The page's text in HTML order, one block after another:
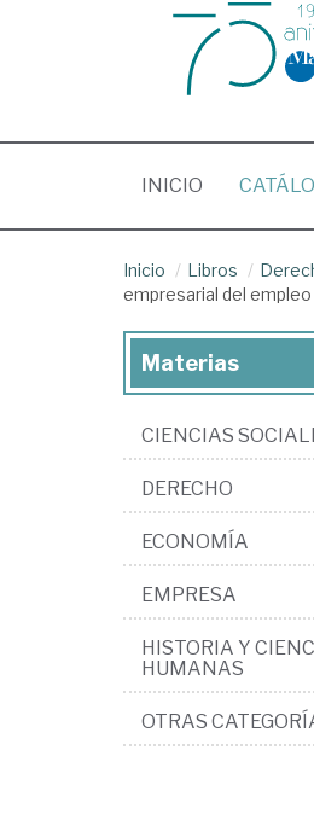
INICIO (CURRENT)
Inicio Libros
empresarial del
Materias
CIENCIAS
DERECHO
ECONOMÍA
EMPRESA
HISTORIA Y
HUMANAS
OTRAS